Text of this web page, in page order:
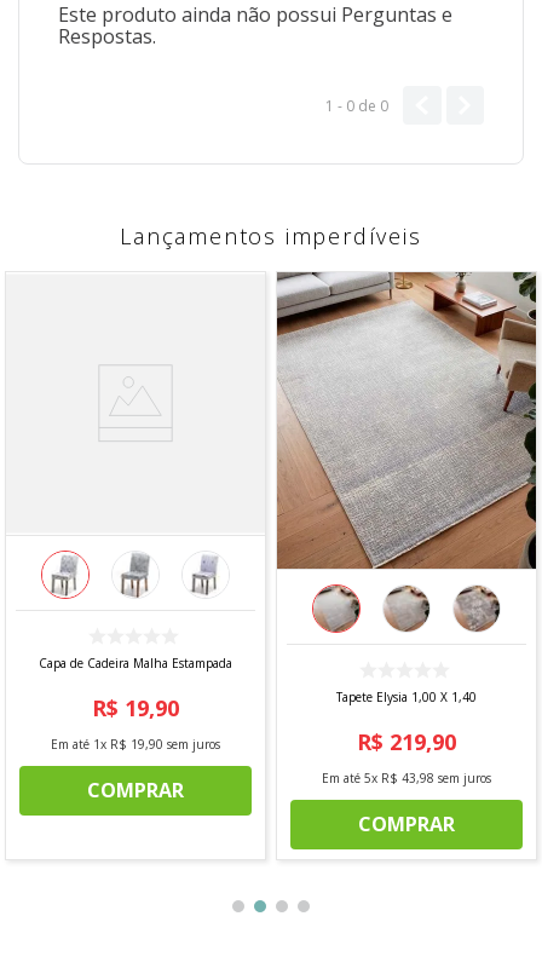
Este produto ainda não possui Perguntas e
Respostas.
1 - 0 de 0
Lançamentos imperdíveis
Capa de Cadeira Malha Estampada
R$ 19,90
Em até 1x R$ 19,90 sem juros
COMPRAR
Tapete Elysia 1,00 X 1,40
R$ 219,90
Em até 5x R$ 43,98 sem juros
COMPRAR